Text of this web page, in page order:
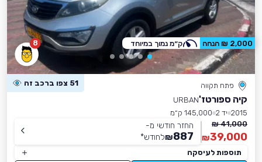
8
פתח תקווה 51 צפו ברכב זה
קיה ספורטז'URBAN
2015 יד 2
145,000 ק״מ
41,000 ₪
39,000
₪
החזר חודשי מ-
887
₪לחודש*
תוספות לעיסקה
2,000 ₪ הנחה ק״מ נמוך במיוחד